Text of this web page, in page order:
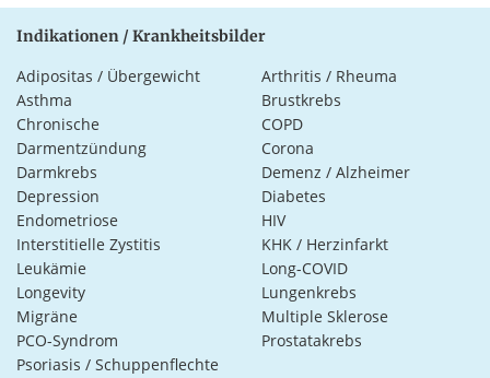
Indikationen / Krankheitsbilder
Adipositas / Übergewicht
Arthritis / Rheuma
Asthma
Brustkrebs
Chronische
Darmentzündung
COPD
Corona
Darmkrebs
Demenz / Alzheimer
Depression
Diabetes
Endometriose
HIV
Interstitielle Zystitis
KHK / Herzinfarkt
Leukämie
Long-COVID
Longevity
Lungenkrebs
Migräne
Multiple Sklerose
PCO-Syndrom
Prostatakrebs
Psoriasis / Schuppenflechte